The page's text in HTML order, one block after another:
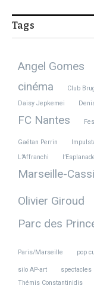
Tags
Angel Gomes
cinéma Club
Daisy Jepkemei
FC Nantes
Gaétan Perrin
L’Affranchi
Marseille-
Olivier Giroud
Parc des
Paris/Marseille pop
silo AP-art spectacles
Thémis Constantinidis